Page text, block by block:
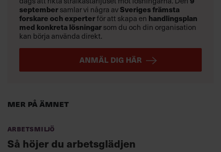
Mer på ämnet
Arbetsmiljö
Så höjer du arbetsglädjen
septembersamlar vi några avSveriges främsta
forskare och experterför att skapa en handlingsplan
med konkreta lösningarsom du och din organisation
kan börja använda direkt.
ANMÄL DIG HÄR